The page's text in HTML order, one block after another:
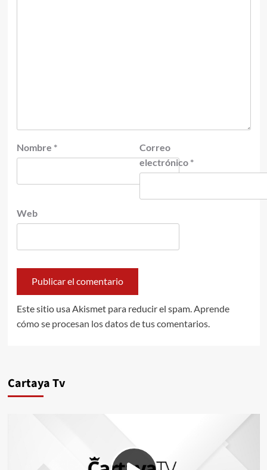
Nombre *
Correo
electrónico *
Web
Este sitio usa Akismet para reducir el spam. Aprende
cómo se procesan los datos de tus comentarios.
Cartaya Tv